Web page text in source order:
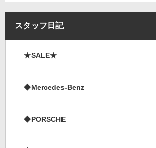
スタッフ日記
★SALE★
◆Mercedes-Benz
◆PORSCHE